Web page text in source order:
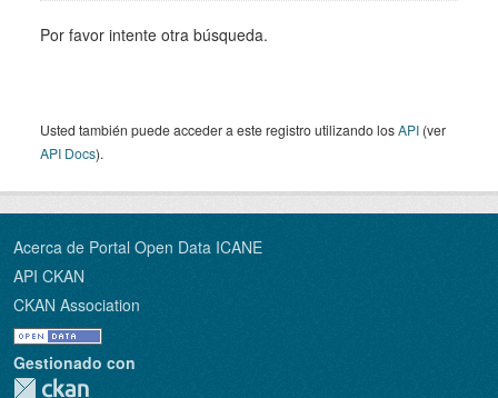
Por favor intente otra búsqueda.
Usted también puede acceder a este registro utilizando losAPI (ver
API Docs).
Acerca de Portal Open Data ICANE
API CKAN
CKAN Association
Gestionado con